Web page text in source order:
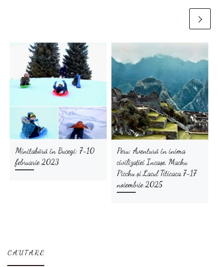
Minitabără în Bucegi: 7-10
februarie 2023
Peru: Aventură în inima
civilizației Incașe, Machu
Picchu și Lacul Titicaca 7-17
noiembrie 2025
CAUTARE